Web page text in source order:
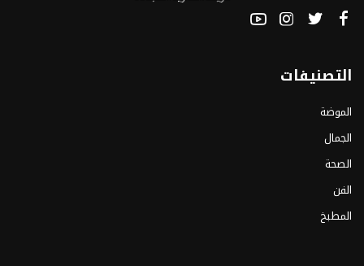
التصنيفات
الموضة
الجمال
الصحة
الفن
المطبخ